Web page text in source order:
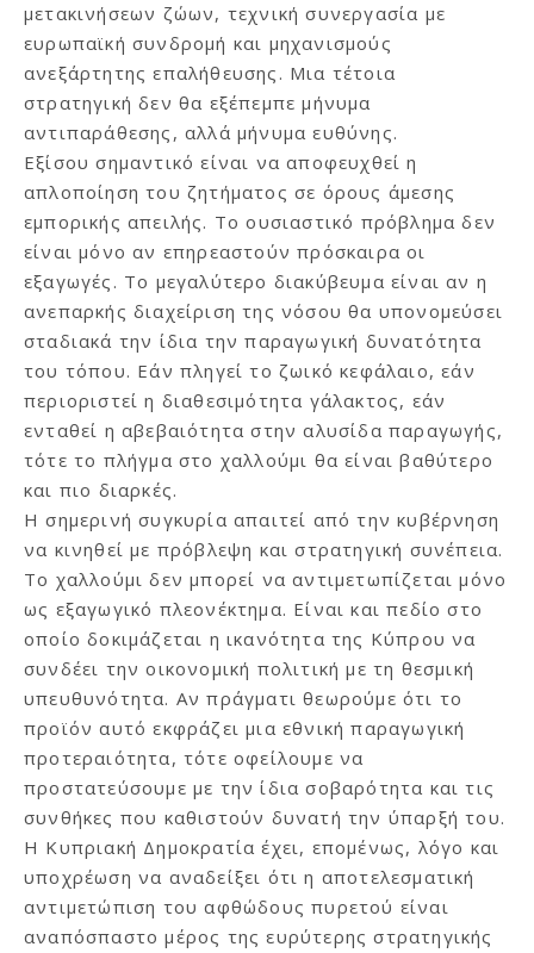
μετακινήσεων ζώων, τεχνική συνεργασία με
ευρωπαϊκή συνδρομή και μηχανισμούς
ανεξάρτητης επαλήθευσης. Μια τέτοια
στρατηγική δεν θα εξέπεμπε μήνυμα
αντιπαράθεσης, αλλά μήνυμα ευθύνης.
Εξίσου σημαντικό είναι να αποφευχθεί η
απλοποίηση του ζητήματος σε όρους άμεσης
εμπορικής απειλής. Το ουσιαστικό πρόβλημα δεν
είναι μόνο αν επηρεαστούν πρόσκαιρα οι
εξαγωγές. Το μεγαλύτερο διακύβευμα είναι αν η
ανεπαρκής διαχείριση της νόσου θα υπονομεύσει
σταδιακά την ίδια την παραγωγική δυνατότητα
του τόπου. Εάν πληγεί το ζωικό κεφάλαιο, εάν
περιοριστεί η διαθεσιμότητα γάλακτος, εάν
ενταθεί η αβεβαιότητα στην αλυσίδα παραγωγής,
τότε το πλήγμα στο χαλλούμι θα είναι βαθύτερο
και πιο διαρκές.
Η σημερινή συγκυρία απαιτεί από την κυβέρνηση
να κινηθεί με πρόβλεψη και στρατηγική συνέπεια.
Το χαλλούμι δεν μπορεί να αντιμετωπίζεται μόνο
ως εξαγωγικό πλεονέκτημα. Είναι και πεδίο στο
οποίο δοκιμάζεται η ικανότητα της Κύπρου να
συνδέει την οικονομική πολιτική με τη θεσμική
υπευθυνότητα. Αν πράγματι θεωρούμε ότι το
προϊόν αυτό εκφράζει μια εθνική παραγωγική
προτεραιότητα, τότε οφείλουμε να
προστατεύσουμε με την ίδια σοβαρότητα και τις
συνθήκες που καθιστούν δυνατή την ύπαρξή του.
Η Κυπριακή Δημοκρατία έχει, επομένως, λόγο και
υποχρέωση να αναδείξει ότι η αποτελεσματική
αντιμετώπιση του αφθώδους πυρετού είναι
αναπόσπαστο μέρος της ευρύτερης στρατηγικής